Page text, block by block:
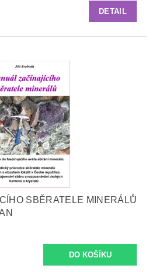
DETAIL
SBĚRATELE MINERÁLŮ